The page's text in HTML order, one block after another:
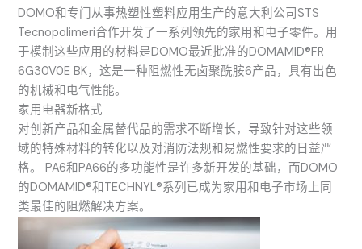
DOMO和专门从事热塑性塑料应用生产的意大利公司STS
Tecnopolimeri合作开发了一系列领先的家用和电子零件。用
于模制这些应用的材料是DOMO最近批准的DOMAMID®FR
6G30V0E BK，这是一种阻燃性无卤聚酰胺6产品，具有出色
的机械和电气性能。
家用电器新格式
对创新产品和金属替代品的需求不断增长，导致针对这些领
域的特殊材料的转化以及对消防法规和易燃性要求的日益严
格。 PA6和PA66的多功能性是许多新开发的基础，而DOMO
的DOMAMID®和TECHNYL®系列已成为家用和电子市场上同
类最佳的阻燃解决方案。